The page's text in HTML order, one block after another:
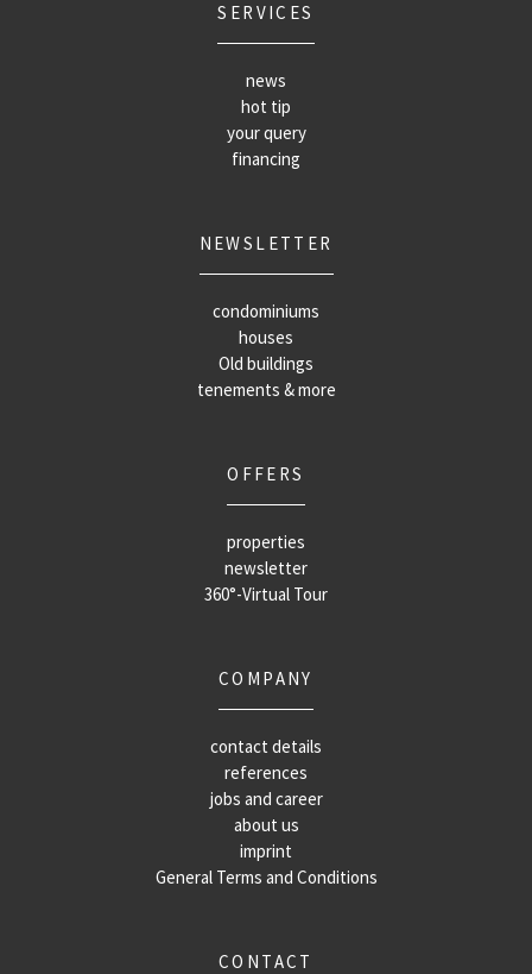
SERVICES
news
hot tip
your query
financing
NEWSLETTER
condominiums
houses
Old buildings
tenements & more
OFFERS
properties
newsletter
360°-Virtual Tour
COMPANY
contact details
references
jobs and career
about us
imprint
General Terms and Conditions
CONTACT